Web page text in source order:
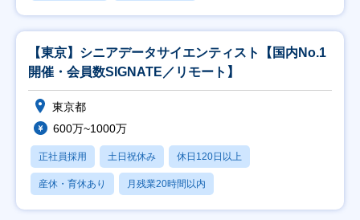
【東京】シニアデータサイエンティスト【国内No.1
開催・会員数SIGNATE／リモート】
東京都
600万~1000万
正社員採用 土日祝休み 休日120日以上
産休・育休あり 月残業20時間以内